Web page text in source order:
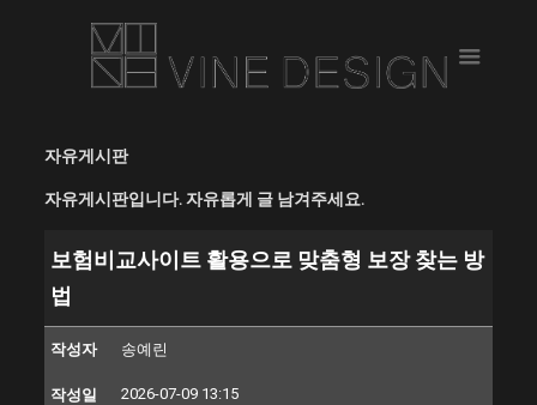
자유게시판
자유게시판입니다. 자유롭게 글 남겨주세요.
보험비교사이트 활용으로 맞춤형 보장 찾는 방
법
작성자 송예린
작성일 2026-07-09 13:15